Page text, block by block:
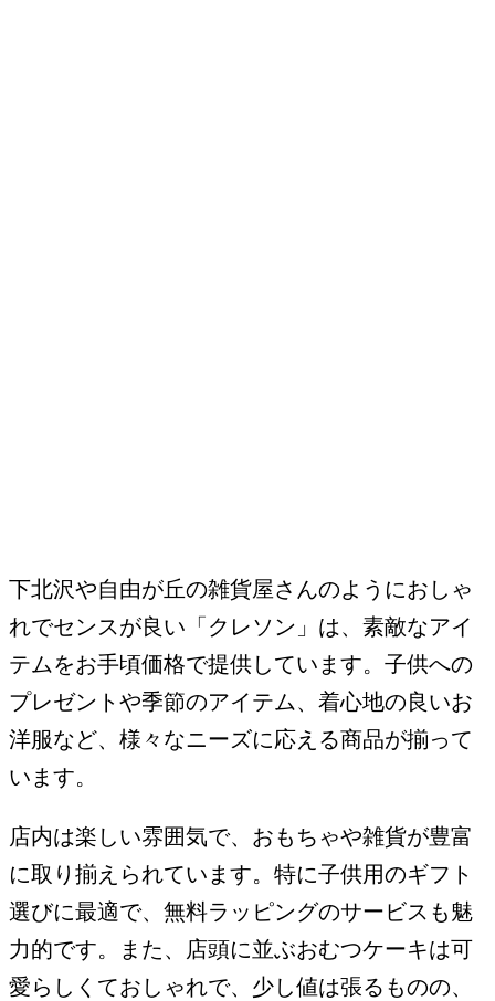
下北沢や自由が丘の雑貨屋さんのようにおしゃ
れでセンスが良い「クレソン」は、素敵なアイ
テムをお手頃価格で提供しています。子供への
プレゼントや季節のアイテム、着心地の良いお
洋服など、様々なニーズに応える商品が揃って
います。
店内は楽しい雰囲気で、おもちゃや雑貨が豊富
に取り揃えられています。特に子供用のギフト
選びに最適で、無料ラッピングのサービスも魅
力的です。また、店頭に並ぶおむつケーキは可
愛らしくておしゃれで、少し値は張るものの、